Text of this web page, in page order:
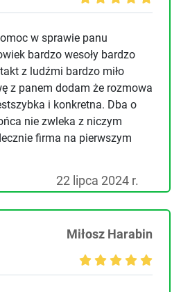
w sprawie panu
bardzo wesoły bardzo
z ludźmi bardzo miło
z panem dodam że rozmowa
i konkretna. Dba o
nie zwleka z niczym
firma na pierwszym
22 lipca 2024 r.
Miłosz Harabin